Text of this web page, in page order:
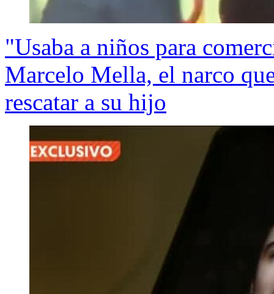
"Usaba a niños para
Marcelo Mella, el narco
rescatar a su hijo